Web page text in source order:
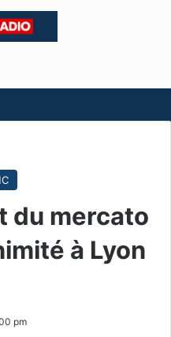
du mercato
à Lyon
pm